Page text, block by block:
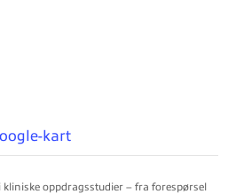
kart
kliniske oppdragsstudier – fra forespørsel